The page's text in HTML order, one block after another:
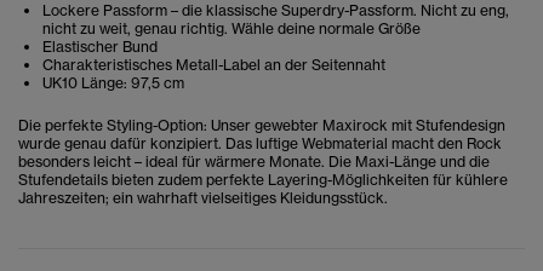
Lockere Passform – die klassische Superdry-Passform. Nicht zu eng,
nicht zu weit, genau richtig. Wähle deine normale Größe
Elastischer Bund
Charakteristisches Metall-Label an der Seitennaht
UK10 Länge: 97,5 cm
Die perfekte Styling-Option: Unser gewebter Maxirock mit Stufendesign
wurde genau dafür konzipiert. Das luftige Webmaterial macht den Rock
besonders leicht – ideal für wärmere Monate. Die Maxi-Länge und die
Stufendetails bieten zudem perfekte Layering-Möglichkeiten für kühlere
Jahreszeiten; ein wahrhaft vielseitiges Kleidungsstück.